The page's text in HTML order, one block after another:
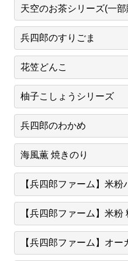
天空のお茶シリーズ(一
兵四郎のすりごま
花笠どんこ
柚子こしょうシリーズ
兵四郎のわかめ
海風薫 焼きのり
【兵四郎ファーム】米
【兵四郎ファーム】米粉
【兵四郎ファーム】オ